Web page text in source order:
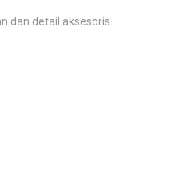
dan detail aksesoris.